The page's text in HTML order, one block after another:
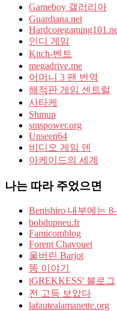
Gameboy 갤러리아
Guardiana.net
인디 게임
Kitch-벤트
megadrive.me
어머니 3 팬 번역
해적판 게임 센트럴
사타케
Shmup
smspower.org
Unseen64
비디오 게임 덴
아케이드의 세계
나는 따라 주었으면
Benishiro 내부에는
bobdupneu.fr
Famicomblog
Forent Chavouet
울버린 Barjot
똥 이야기
iGREKKESS' 블로그
전 고등 보았다
lafautealamanette.org